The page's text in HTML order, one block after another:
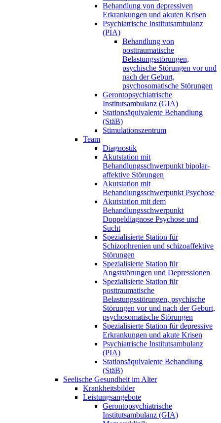
Behandlung von depressiven
Erkrankungen und akuten Krisen
Psychiatrische Institutsambulanz
(PIA)
Behandlung von
posttraumatische
Belastungsstörungen,
psychische Störungen vor und
nach der Geburt,
psychosomatische Störungen
Gerontopsychiatrische
Institutsambulanz (GIA)
Stationsäquivalente Behandlung
(StäB)
Stimulationszentrum
Team
Diagnostik
Akutstation mit
Behandlungsschwerpunkt bipolar-
affektive Störungen
Akutstation mit
Behandlungsschwerpunkt Psychose
Akutstation mit dem
Behandlungsschwerpunkt
Doppeldiagnose Psychose und
Sucht
Spezialisierte Station für
Schizophrenien und schizoaffektive
Störungen
Spezialisierte Station für
Angststörungen und Depressionen
Spezialisierte Station für
posttraumatische
Belastungsstörungen, psychische
Störungen vor und nach der Geburt,
psychosomatische Störungen
Spezialisierte Station für depressive
Erkrankungen und akute Krisen
Psychiatrische Institutsambulanz
(PIA)
Stationsäquivalente Behandlung
(StäB)
Seelische Gesundheit im Alter
Krankheitsbilder
Leistungsangebote
Gerontopsychiatrische
Institutsambulanz (GIA)